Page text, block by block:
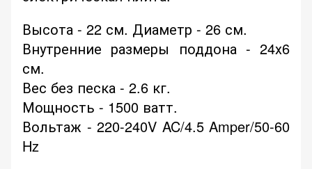
Высота - 22 см. Диаметр - 26 см.
Внутренние размеры поддона - 24х6
см.
Вес без песка - 2.6 кг.
Мощность - 1500 ватт.
Вольтаж - 220-240V AC/4.5 Amper/50-60
Hz